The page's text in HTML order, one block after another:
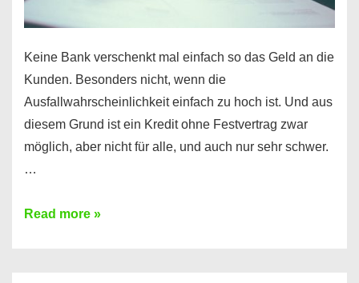
Keine Bank verschenkt mal einfach so das Geld an die
Kunden. Besonders nicht, wenn die
Ausfallwahrscheinlichkeit einfach zu hoch ist. Und aus
diesem Grund ist ein Kredit ohne Festvertrag zwar
möglich, aber nicht für alle, und auch nur sehr schwer.
…
Ist
Read more »